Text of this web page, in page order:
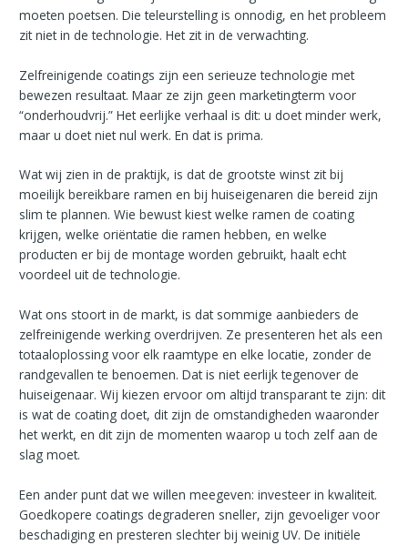
moeten poetsen. Die teleurstelling is onnodig, en het probleem
zit niet in de technologie. Het zit in de verwachting.
Zelfreinigende coatings zijn een serieuze technologie met
bewezen resultaat. Maar ze zijn geen marketingterm voor
“onderhoudvrij.” Het eerlijke verhaal is dit: u doet minder werk,
maar u doet niet nul werk. En dat is prima.
Wat wij zien in de praktijk, is dat de grootste winst zit bij
moeilijk bereikbare ramen en bij huiseigenaren die bereid zijn
slim te plannen. Wie bewust kiest welke ramen de coating
krijgen, welke oriëntatie die ramen hebben, en welke
producten er bij de montage worden gebruikt, haalt echt
voordeel uit de technologie.
Wat ons stoort in de markt, is dat sommige aanbieders de
zelfreinigende werking overdrijven. Ze presenteren het als een
totaaloplossing voor elk raamtype en elke locatie, zonder de
randgevallen te benoemen. Dat is niet eerlijk tegenover de
huiseigenaar. Wij kiezen ervoor om altijd transparant te zijn: dit
is wat de coating doet, dit zijn de omstandigheden waaronder
het werkt, en dit zijn de momenten waarop u toch zelf aan de
slag moet.
Een ander punt dat we willen meegeven: investeer in kwaliteit.
Goedkopere coatings degraderen sneller, zijn gevoeliger voor
beschadiging en presteren slechter bij weinig UV. De initiële